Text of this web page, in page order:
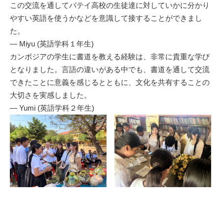
この交流を通してバテイ高校の生徒達に対していかに分かり
やすい英語を使うかなどを意識して接することができまし
た。
— Miyu (英語学科１年生)
カンボジアの学生に書道を教える経験は、非常に貴重な学び
となりました。言語の違いがある中でも、書道を通して交流
できたことに意義を感じるとともに、文化を共有することの
大切さを実感しました。
— Yumi (英語学科２年生)